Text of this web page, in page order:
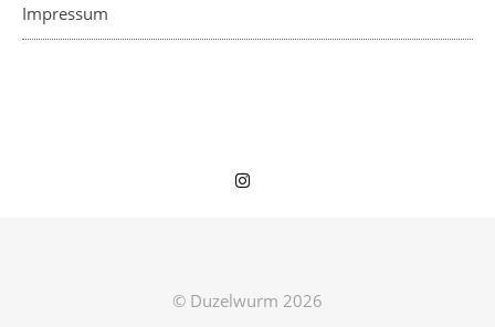
Impressum
© Duzelwurm 2026